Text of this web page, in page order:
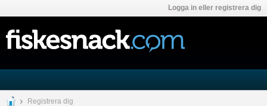
Logga in eller registrera dig
Registrera dig